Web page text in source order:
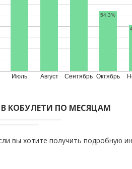
Июль Август Сентябрь Октябрь
54.3%
КОБУЛЕТИ ПО МЕСЯЦАМ
вы хотите получить подробную